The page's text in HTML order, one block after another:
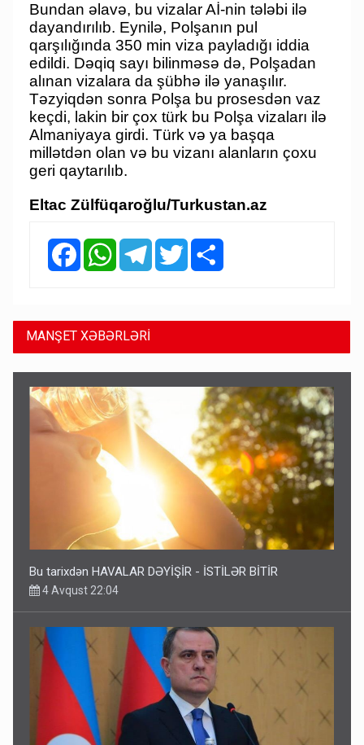
Bundan əlavə, bu vizalar Aİ-nin tələbi ilə
dayandırılıb. Eynilə, Polşanın pul
qarşılığında 350 min viza payladığı iddia
edildi. Dəqiq sayı bilinməsə də, Polşadan
alınan vizalara da şübhə ilə yanaşılır.
Təzyiqdən sonra Polşa bu prosesdən vaz
keçdi, lakin bir çox türk bu Polşa vizaları ilə
Almaniyaya girdi. Türk və ya başqa
millətdən olan və bu vizanı alanların çoxu
geri qaytarılıb.
Eltac Zülfüqaroğlu/Turkustan.az
FacebookWhatsAppTelegramTwitter
MANŞET XƏBƏRLƏRİ
Bu tarixdən HAVALAR DƏYİŞİR - İSTİLƏR BİTİR
4 Avqust 22:04